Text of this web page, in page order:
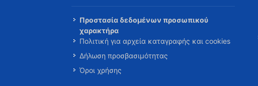
Προστασία δεδομένων προσωπικού
χαρακτήρα
Πολιτική για αρχεία καταγραφής και cookies
Δήλωση προσβασιμότητας
Όροι χρήσης